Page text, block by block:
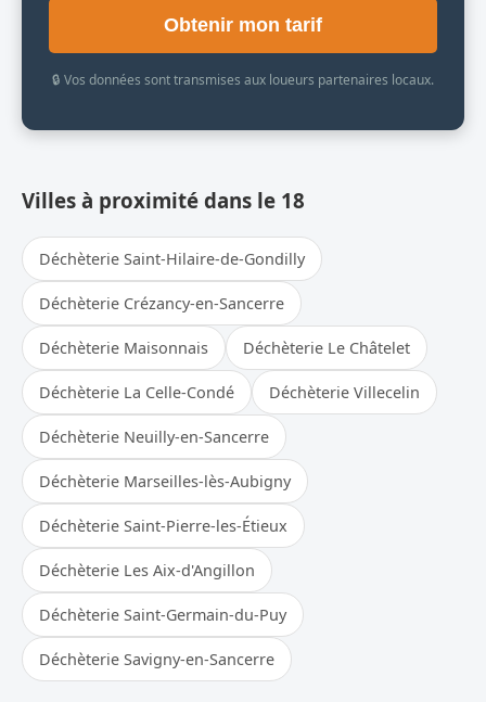
Obtenir mon tarif
🔒 Vos données sont transmises aux loueurs partenaires locaux.
Villes à proximité dans le 18
Déchèterie Saint-Hilaire-de-Gondilly
Déchèterie Crézancy-en-Sancerre
Déchèterie Maisonnais Déchèterie Le Châtelet
Déchèterie La Celle-Condé Déchèterie Villecelin
Déchèterie Neuilly-en-Sancerre
Déchèterie Marseilles-lès-Aubigny
Déchèterie Saint-Pierre-les-Étieux
Déchèterie Les Aix-d'Angillon
Déchèterie Saint-Germain-du-Puy
Déchèterie Savigny-en-Sancerre